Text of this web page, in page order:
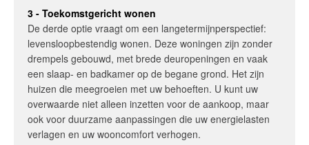
3 - Toekomstgericht wonen
De derde optie vraagt om een langetermijnperspectief:
levensloopbestendig wonen. Deze woningen zijn zonder
drempels gebouwd, met brede deuropeningen en vaak
een slaap- en badkamer op de begane grond. Het zijn
huizen die meegroeien met uw behoeften. U kunt uw
overwaarde niet alleen inzetten voor de aankoop, maar
ook voor duurzame aanpassingen die uw energielasten
verlagen en uw wooncomfort verhogen.